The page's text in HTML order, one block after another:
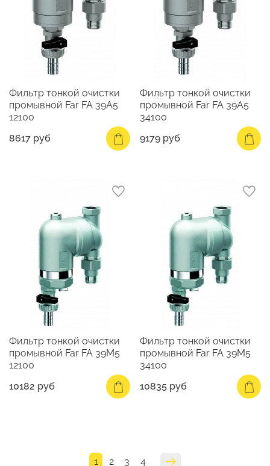
Фильтр тонкой очистки
промывной Far FA 39A5
12100
8617 руб
Фильтр тонкой очистки
промывной Far FA 39A5
34100
9179 руб
Фильтр тонкой очистки
промывной Far FA 39M5
12100
10182 руб
Фильтр тонкой очистки
промывной Far FA 39M5
34100
10835 руб
1 2 3 4